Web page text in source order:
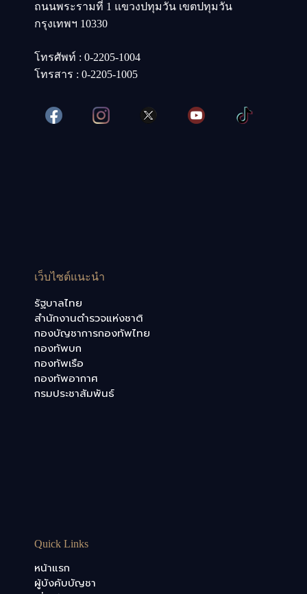
ถนนพระรามที่ 1 แขวงปทุมวัน เขตปทุมวัน
กรุงเทพฯ 10330
โทรศัพท์ : 0-2205-1004
โทรสาร : 0-2205-1005
เว็บไซต์แนะนำ
รัฐบาลไทย
สำนักงานตำรวจแห่งชาติ
กองบัญชาการกองทัพไทย
กองทัพบก
กองทัพเรือ
กองทัพอากาศ
กรมประชาสัมพันธ์
Quick Links
หน้าแรก
ผู้บังคับบัญชา